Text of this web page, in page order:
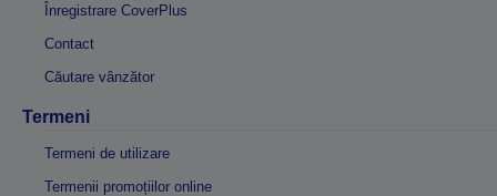
Înregistrare CoverPlus
Contact
Căutare vânzător
Termeni
Termeni de utilizare
Termenii promoțiilor online